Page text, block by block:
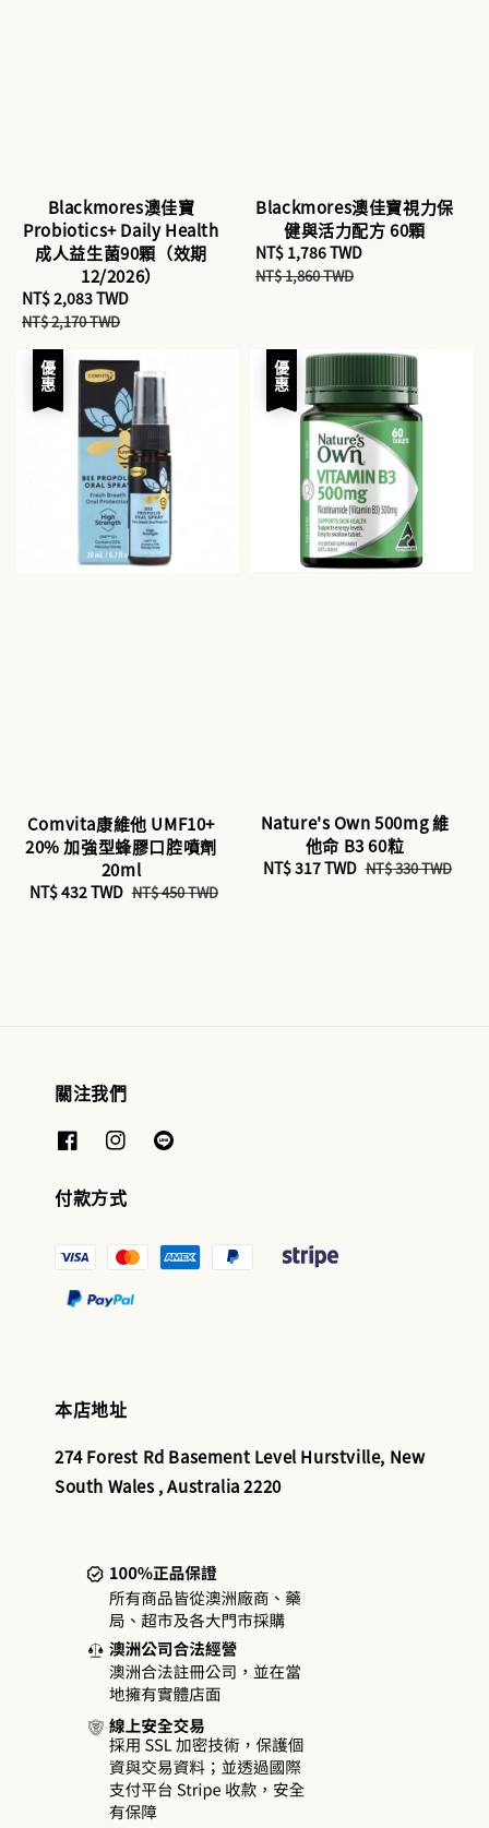
Blackmores澳佳寶
Probiotics+ Daily Health
成人益生菌90顆（效期
12/2026）
Sale
price
NT$ 2,083 TWD
NT$ 2,170 TWD
Blackmores澳佳寶視力保
健與活力配方 60顆
Sale
price
NT$ 1,786 TWD
NT$ 1,860 TWD
優惠
Comvita康維他 UMF10+
20% 加強型蜂膠口腔噴劑
20ml
Sale
NT$ 432 TWD Regular
NT$ 450 TWD
優惠
Nature's Own 500mg 維
他命 B3 60粒
Sale
NT$ 317 TWD Regular
NT$ 330 TWD
關注我們
付款方式
本店地址
274 Forest Rd Basement Level Hurstville, New
South Wales , Australia 2220